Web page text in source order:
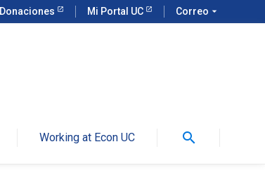
Donaciones Mi Portal UC Correo arrow_drop_down
Working at Econ UC search